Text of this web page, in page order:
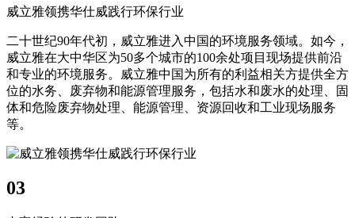
威立雅领携华仕威践行环保行业
二十世纪90年代初，威立雅进入中国的环境服务领域。如今，
威立雅在大中华区为50多个城市的100余处项目现场提供前沿
和专业的环境服务。威立雅中国为所有的利益相关方提供全方
位的水务、废弃物和能源管理服务，包括水和废水的处理、固
体和危险废弃物处理、能源管理、资源回收和工业现场服务
等。
03